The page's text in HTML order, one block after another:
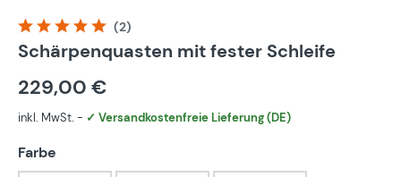
Durchschnittliche Bewertung von 5 von 5 Sternen
(2)
Schärpenquasten mit fester Schleife
229,00 €
inkl. MwSt. - ✓ Versandkostenfreie Lieferung (DE)
Farbe